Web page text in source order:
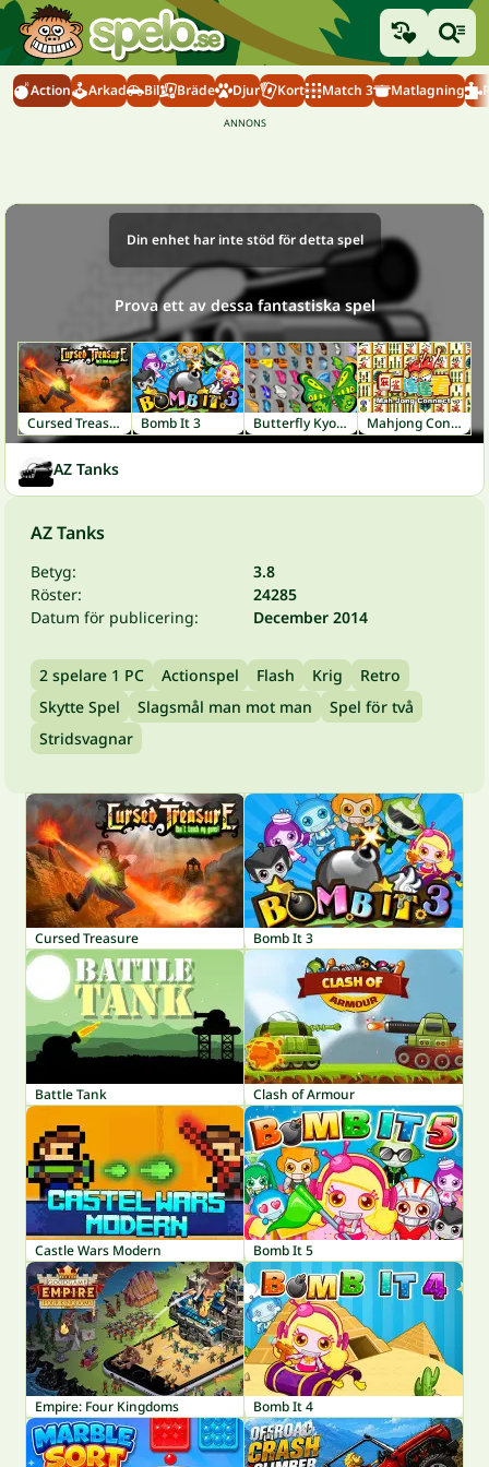
Action Arkad Bil Bräde Djur Kort Match 3 Matlagning
Din enhet har inte stöd för detta spel
Prova ett av dessa fantastiska spel
Cursed Treasure Bomb It 3 Butterfly Kyodai Mahjong Connect
AZ Tanks
AZ Tanks
Betyg:
3.8
Röster:
24285
Datum för publicering:
December 2014
2 spelare 1 PC Actionspel Flash Krig
Retro
Skytte Spel
Slagsmål man mot man
Spel för två
Stridsvagnar
Cursed Treasure Bomb It 3
Battle Tank Clash of Armour
Castle Wars Modern Bomb It 5
Empire: Four Kingdoms Bomb It 4